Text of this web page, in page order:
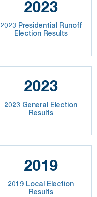
2023
2023 Presidential Runoff
Election Results
2023
2023 General Election
Results
2019
2019 Local Election
Results